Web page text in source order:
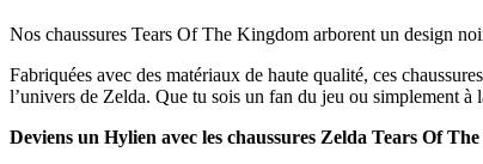
Nos chaussures Tears Of The Kingdom arborent un design
Fabriquées avec des matériaux de haute qualité, ces
l’univers de Zelda. Que tu sois un fan du jeu ou simplement à
Deviens un Hylien avec les chaussures Zelda Tears Of